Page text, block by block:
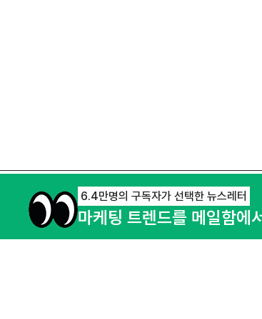
6.4만명의 구독자가 선택한 뉴스레터
마케팅 트렌드를 메일함에